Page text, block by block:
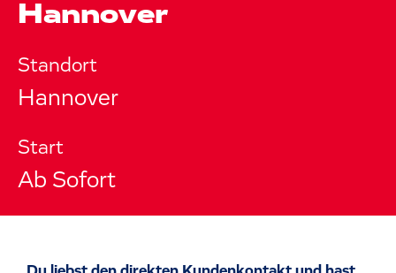
Hannover
Standort
Hannover
Start
Ab Sofort